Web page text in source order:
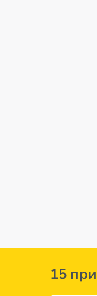
15